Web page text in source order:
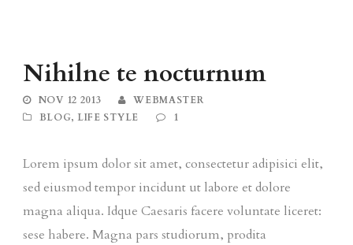
Nihilne te nocturnum
NOV 12 2013
WEBMASTER
BLOG, LIFE STYLE 1
Lorem ipsum dolor sit amet, consectetur adipisici elit,
sed eiusmod tempor incidunt ut labore et dolore
magna aliqua. Idque Caesaris facere voluntate liceret:
sese habere. Magna pars studiorum, prodita